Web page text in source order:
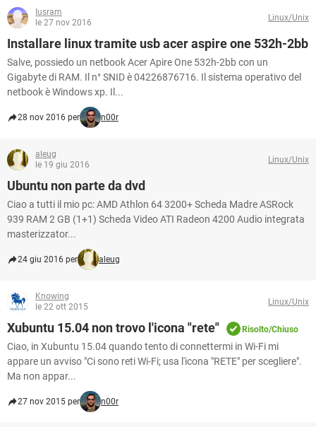
Iusram
le 27 nov 2016
Linux/Unix
Installare linux tramite usb acer aspire one 532h-2bb
Salve, possiedo un netbook Acer Apire One 532h-2bb con un
Gigabyte di RAM. Il n° SNID è 04226876716. Il sistema operativo del
netbook è Windows xp. Il...
28 nov 2016 per n00r
aleug
le 19 giu 2016
Linux/Unix
Ubuntu non parte da dvd
Ciao a tutti il mio pc: AMD Athlon 64 3200+ Scheda Madre ASRock
939 RAM 2 GB (1+1) Scheda Video ATI Radeon 4200 Audio integrata
masterizzator...
24 giu 2016 per aleug
Knowing
le 22 ott 2015
Linux/Unix
Xubuntu 15.04 non trovo l'icona "rete" Risolto/Chiuso
Ciao, in Xubuntu 15.04 quando tento di connettermi in Wi-Fi mi
appare un avviso "Ci sono reti Wi-Fi; usa l'icona "RETE" per scegliere".
Ma non appar...
27 nov 2015 per n00r